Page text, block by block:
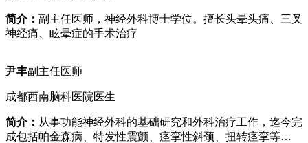
简介： 副主任医师，神经外科博士学位。擅长头晕头痛、三叉
神经痛、眩晕症的手术治疗
尹丰副主任医师
成都西南脑科医院医生
简介： 从事功能神经外科的基础研究和外科治疗工作，迄今完
成包括帕金森病、特发性震颤、痉挛性斜颈、扭转痉挛等…